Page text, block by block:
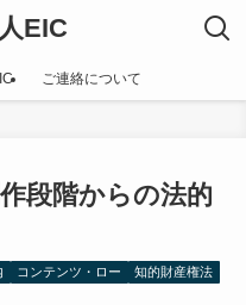
EIC
ご連絡について
段階からの法的
コンテンツ・ロー 知的財産権法